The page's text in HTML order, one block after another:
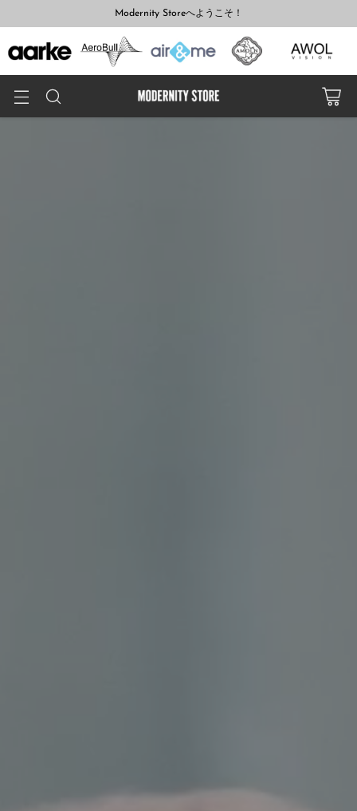
Modernity Storeへようこそ！